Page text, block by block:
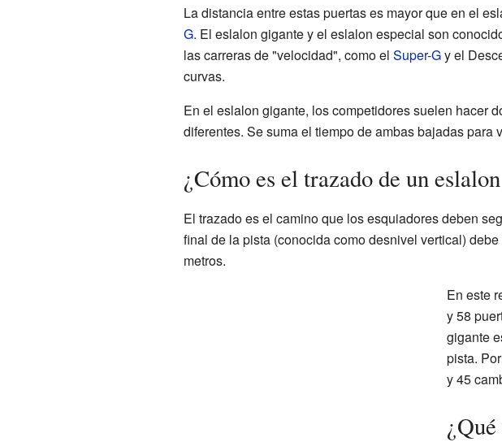
La distancia entre estas puertas es mayor que en el
G. El eslalon gigante y el eslalon especial son
las carreras de "velocidad", como el Super-Gy el
curvas.
En el eslalon gigante, los competidores suelen hacer
diferentes. Se suma el tiempo de ambas bajadas para
¿Cómo es el trazado de un
El trazado es el camino que los esquiadores deben
final de la pista (conocida como desnivel vertical)
metros.
En este
y 58
gigante
pista.
y 45